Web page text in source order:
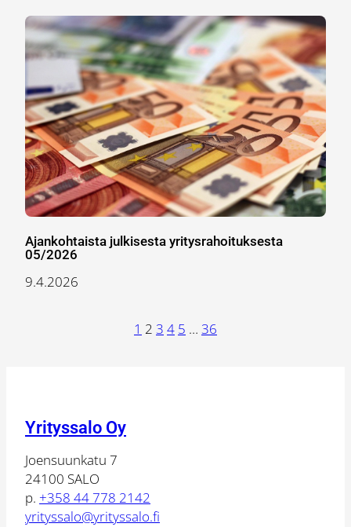
Ajankohtaista julkisesta yritysrahoituksesta
05/2026
9.4.2026
1 2 3 4 5 … 36
Yrityssalo Oy
Joensuunkatu 7
24100 SALO
p. +358 44 778 2142
yrityssalo@yrityssalo.fi